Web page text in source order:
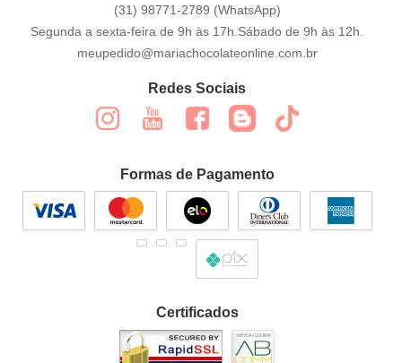
(31) 98771-2789 (WhatsApp)
Segunda a sexta-feira de 9h às 17h.Sábado de 9h às 12h.
meupedido@mariachocolateonline.com.br
Redes Sociais
Formas de Pagamento
Certificados